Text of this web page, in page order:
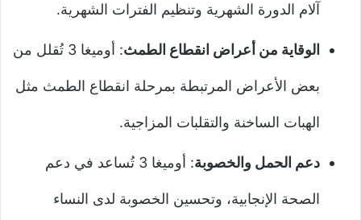
آلام الدورة الشهرية وتنظيم الفترات الشهرية.
الوقاية من أعراض انقطاع الطمث : أوميغا 3 تُقلل من
بعض الأعراض المرتبطة بمرحلة انقطاع الطمث مثل
الهبات الساخنة والتقلبات المزاجية.
دعم الحمل والخصوبة : أوميغا 3 تُساعد في دعم
الصحة الإنجابية، وتحسين الخصوبة لدى النساء